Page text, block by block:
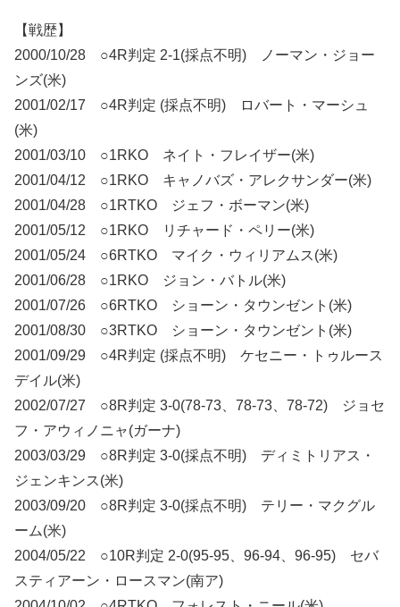
【戦歴】
2000/10/28 ○4R判定 2-1(採点不明) ノーマン・ジョー
ンズ(米)
2001/02/17 ○4R判定 (採点不明) ロバート・マーシュ
(米)
2001/03/10 ○1RKO ネイト・フレイザー(米)
2001/04/12 ○1RKO キャノバズ・アレクサンダー(米)
2001/04/28 ○1RTKO ジェフ・ボーマン(米)
2001/05/12 ○1RKO リチャード・ペリー(米)
2001/05/24 ○6RTKO マイク・ウィリアムス(米)
2001/06/28 ○1RKO ジョン・バトル(米)
2001/07/26 ○6RTKO ショーン・タウンゼント(米)
2001/08/30 ○3RTKO ショーン・タウンゼント(米)
2001/09/29 ○4R判定 (採点不明) ケセニー・トゥルース
デイル(米)
2002/07/27 ○8R判定 3-0(78-73、78-73、78-72) ジョセ
フ・アウィノニャ(ガーナ)
2003/03/29 ○8R判定 3-0(採点不明) ディミトリアス・
ジェンキンス(米)
2003/09/20 ○8R判定 3-0(採点不明) テリー・マクグル
ーム(米)
2004/05/22 ○10R判定 2-0(95-95、96-94、96-95) セバ
スティアーン・ロースマン(南ア)